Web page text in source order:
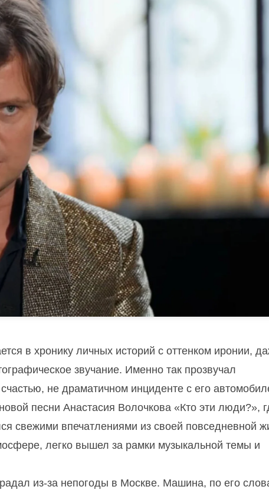
в хронику личных историй с оттенком иронии,
звучание. Именно так прозвучал
не драматичном инциденте с его
песни Анастасия Волочкова «Кто эти люди?»,
свежими впечатлениями из своей повседневной
легко вышел за рамки музыкальной темы и
из-за непогоды в Москве. Машина, по его